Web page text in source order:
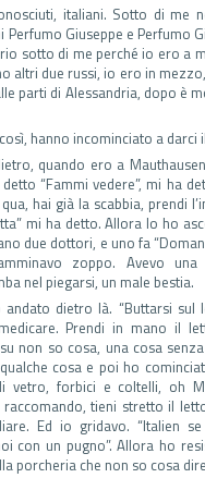
italiani. Sotto di me
Perfumo Giuseppe e Perfumo
sotto di me perché io ero a
altri due russi, io ero in
parti di Alessandria, dopo è
hanno incominciato a darci
quando ero a
“Fammi vedere”, mi ha
hai già la scabbia, prendi
mi ha detto. Allora lo ho
due dottori, e uno fa
zoppo. Avevo
nel piegarsi, un male bestia.
andato dietro là. “Buttarsi sul
Prendi in mano il
non so cosa, una cosa
cosa e poi ho
vetro, forbici e coltelli, oh
tieni stretto il
Ed io gridavo. “Italien
con un pugno”. Allora ho
porcheria che non so cosa